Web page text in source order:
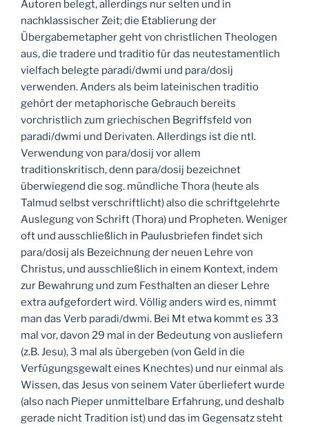
Autoren belegt, allerdings nur selten und in
nachklassischer Zeit; die Etablierung der
Übergabemetapher geht von christlichen Theologen
aus, die tradere und traditio für das neutestamentlich
vielfach belegte paradi/dwmi und para/dosij
verwenden. Anders als beim lateinischen traditio
gehört der metaphorische Gebrauch bereits
vorchristlich zum griechischen Begriffsfeld von
paradi/dwmi und Derivaten. Allerdings ist die ntl.
Verwendung von para/dosij vor allem
traditionskritisch, denn para/dosij bezeichnet
überwiegend die sog. mündliche Thora (heute als
Talmud selbst verschriftlicht) also die schriftgelehrte
Auslegung von Schrift (Thora) und Propheten. Weniger
oft und ausschließlich in Paulusbriefen findet sich
para/dosij als Bezeichnung der neuen Lehre von
Christus, und ausschließlich in einem Kontext, indem
zur Bewahrung und zum Festhalten an dieser Lehre
extra aufgefordert wird. Völlig anders wird es, nimmt
man das Verb paradi/dwmi. Bei Mt etwa kommt es 33
mal vor, davon 29 mal in der Bedeutung von ausliefern
(z.B. Jesu), 3 mal als übergeben (von Geld in die
Verfügungsgewalt eines Knechtes) und nur einmal als
Wissen, das Jesus von seinem Vater überliefert wurde
(also nach Pieper unmittelbare Erfahrung, und deshalb
gerade nicht Tradition ist) und das im Gegensatz steht